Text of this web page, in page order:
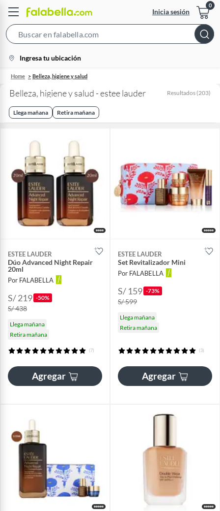
Inicia sesión
Bar
location-
icon
Ingresa tu ubicación
Home Belleza, higiene y salud
Belleza, higiene y salud - estee lauder Resultados (203)
Llega mañana Retira mañana
ESTEE LAUDER
Dúo Advanced Night Repair
20ml
Por FALABELLA
S/ 219 -50%
S/ 438
Llega mañana
Retira mañana
(7)
Agregar
ESTEE LAUDER
Set Revitalizador Mini
Por FALABELLA
S/ 159 -73%
S/ 599
Llega mañana
Retira mañana
(3)
Agregar